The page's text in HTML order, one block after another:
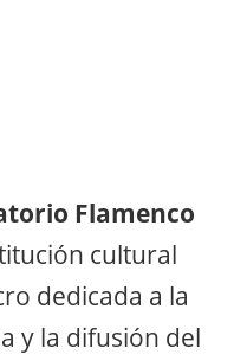
Flamenco
cultural
dedicada a la
y la difusión del